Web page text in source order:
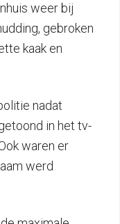
weer bij
gebroken
kaak en
nadat
in het tv-
waren er
werd